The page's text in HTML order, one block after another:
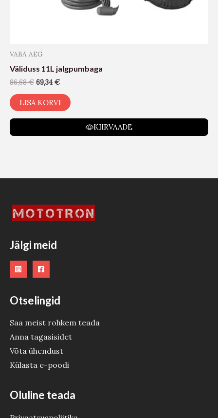
VABA AEG
Väliduss 11L jalgpumbaga
86,68€ 69,34€
LISA KORVI
KIIRVAADE
Jälgi meid
Otselingid
Saa meist rohkem teada
Anna tagasisidet
Võta ühendust
Külasta e-poodi
Oluline teada